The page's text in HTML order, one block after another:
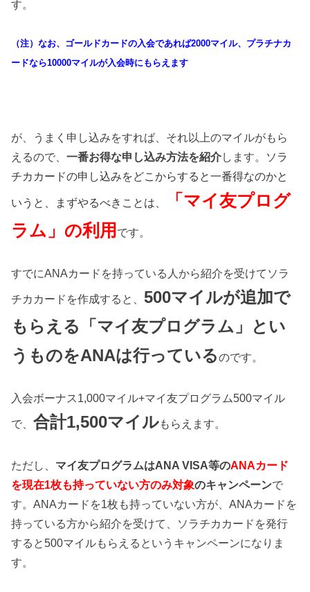
す。
（注）なお、ゴールドカードの入会であれば2000マイル、プラチナカ
ードなら10000マイルが入会時にもらえます
が、うまく申し込みをすれば、それ以上のマイルがもら
えるので、一番お得な申し込み方法を紹介します。 ソラ
チカカードの申し込みをどこからすると一番得なのかと
いうと、まずやるべきことは、
「マイ友プログ
ラム」の利用 です。
すでにANAカードを持っている人から紹介を受けてソラ
チカカードを作成すると、500マイルが追加で
もらえる「マイ友プログラム」とい
うものをANAは行っているのです。
入会ボーナス1,000マイル+マイ友プログラム500マイル
で、合計1,500マイルもらえます。
ただし、 マイ友プログラムはANA VISA等のANAカード
を現在1枚も持っていない方のみ対象のキャンペーンで
す。ANAカードを1枚も持っていない方が、ANAカードを
持っている方から紹介を受けて、ソラチカカードを発行
すると500マイルもらえるというキャンペーンになりま
す。